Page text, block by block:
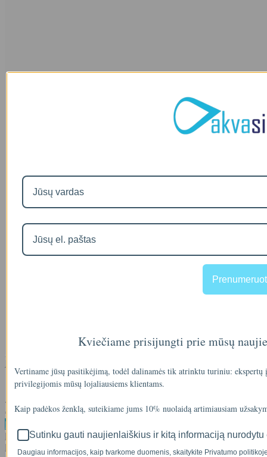
..
€2
90
Į krepšelį
Į palyginimą
Į norų sąrašą
Kviečiame prisijungti prie mūsų
Vertiname jūsų pasitikėjimą, todėl dalinamės tik atrinktu turiniu:
privilegijomis mūsų lojaliausiems klientams.
Kaip padėkos ženklą, suteikiame jums 10% nuolaidą artimiausiam
Sutinku gauti naujienlaiškius ir kitą informaciją
Daugiau informacijos, kaip tvarkome duomenis, skaitykite Privatumo